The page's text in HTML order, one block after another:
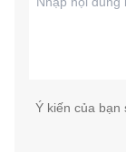
Ý kiến của bạn